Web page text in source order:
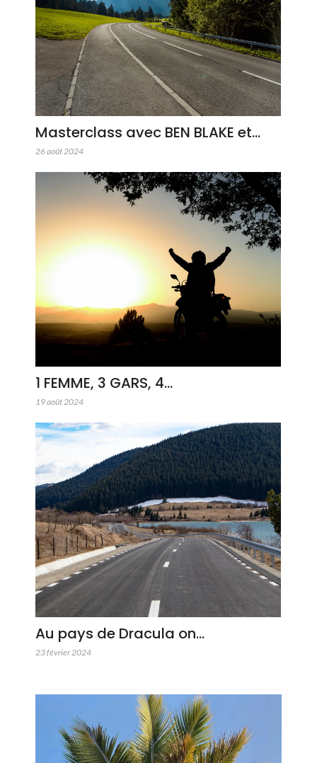
Masterclass avec BEN BLAKE et…
26 août 2024
1 FEMME, 3 GARS, 4…
19 août 2024
Au pays de Dracula on…
23 février 2024